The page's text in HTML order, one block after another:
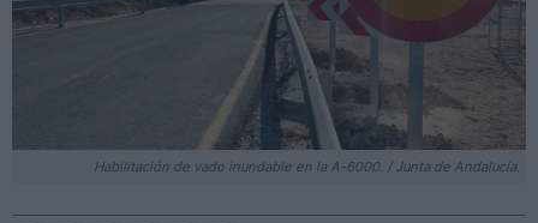
Habilitación de vado inundable en la A-6000. / Junta de Andalucía.